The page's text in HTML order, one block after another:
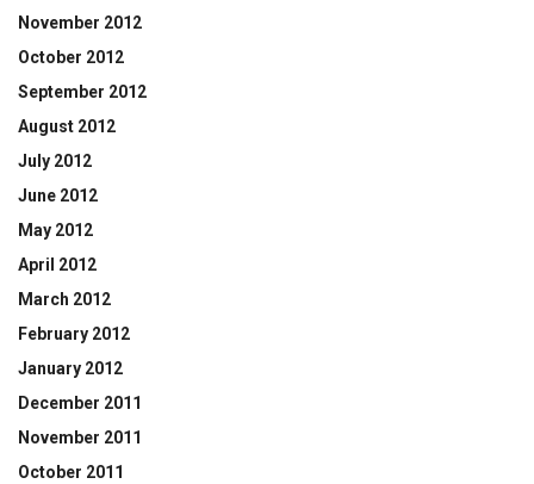
November 2012
October 2012
September 2012
August 2012
July 2012
June 2012
May 2012
April 2012
March 2012
February 2012
January 2012
December 2011
November 2011
October 2011